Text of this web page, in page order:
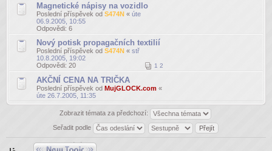
Magnetické nápisy na vozidlo
Poslední příspěvek od S474N « úte
06.9.2005, 10:55
Odpovědi: 6
Nový potisk propagačních textilií
Poslední příspěvek od S474N « stř
10.8.2005, 19:02
Odpovědi: 20 1 2
AKČNÍ CENA NA TRIČKA
Poslední příspěvek od MujGLOCK.com «
úte 26.7.2005, 11:35
Zobrazit témata za předchozí:
Seřadit podle
Odeslat nové téma